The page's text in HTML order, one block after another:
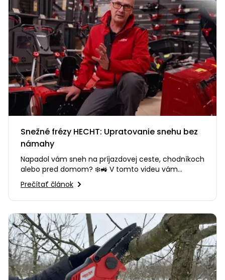
Snežné frézy HECHT: Upratovanie snehu bez
námahy
Napadol vám sneh na príjazdovej ceste, chodníkoch
alebo pred domom? ❄️🚜 V tomto videu vám
poradíme, ako si vybrať…
Prečítať článok